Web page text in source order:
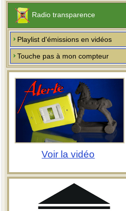
Radio transparence
Playlist d'émissions en vidéos
Touche pas à mon compteur
Voir la vidéo